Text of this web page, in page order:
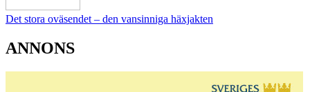
Det stora oväsendet – den vansinniga häxjakten
ANNONS